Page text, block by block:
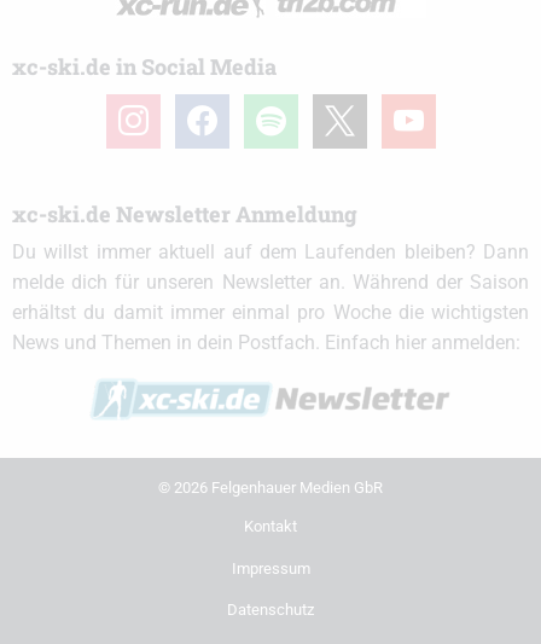
xc-ski.de in Social Media
instagramfacebook spotify youtube
xc-ski.de Newsletter Anmeldung
Du willst immer aktuell auf dem Laufenden bleiben? Dann
melde dich für unseren Newsletter an. Während der Saison
erhältst du damit immer einmal pro Woche die wichtigsten
News und Themen in dein Postfach. Einfach hier anmelden:
© 2026 Felgenhauer Medien GbR
Kontakt
Impressum
Datenschutz